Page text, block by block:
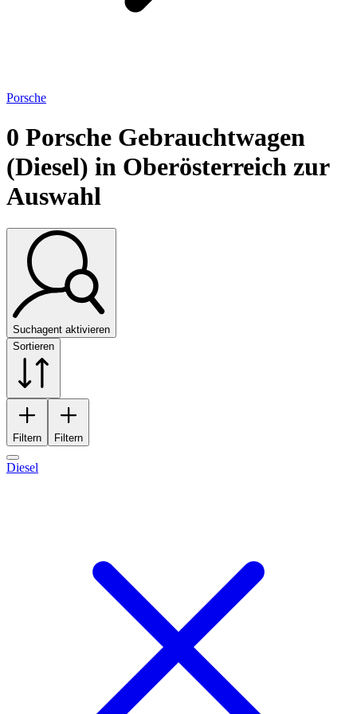
Porsche
0 Porsche Gebrauchtwagen
(Diesel) in Oberösterreich zur
Auswahl
Suchagent aktivieren
Sortieren
Filtern Filtern
Diesel